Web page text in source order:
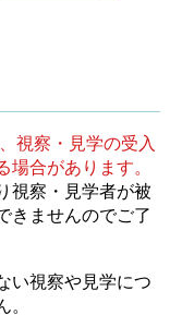
視察・見学の受入
合があります。
視察・見学者が被
きませんのでご了
い視察や見学につ
。